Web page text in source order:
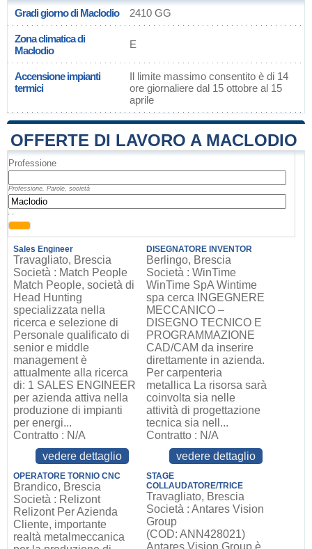
Gradi giorno di Maclodio 2410 GG
Zona climatica di
Maclodio
E
Accensione impianti
termici
Il limite massimo consentito è di 14
ore giornaliere dal 15 ottobre al 15
aprile
OFFERTE DI LAVORO A MACLODIO
Professione
Professione, Parole, società
, ,
Sales Engineer
Travagliato, Brescia
Società : Match People
Match People, società di
Head Hunting
specializzata nella
ricerca e selezione di
Personale qualificato di
senior e middle
management è
attualmente alla ricerca
di: 1 SALES ENGINEER
per azienda attiva nella
produzione di impianti
per energi...
Contratto : N/A
vedere dettaglio
DISEGNATORE INVENTOR
Berlingo, Brescia
Società : WinTime
WinTime SpA Wintime
spa cerca INGEGNERE
MECCANICO –
DISEGNO TECNICO E
PROGRAMMAZIONE
CAD/CAM da inserire
direttamente in azienda.
Per carpenteria
metallica La risorsa sarà
coinvolta sia nelle
attività di progettazione
tecnica sia nell...
Contratto : N/A
vedere dettaglio
OPERATORE TORNIO CNC
Brandico, Brescia
Società : Relizont
Relizont Per Azienda
Cliente, importante
realtà metalmeccanica
STAGE
COLLAUDATORE/TRICE
Travagliato, Brescia
Società : Antares Vision
Group
(COD: ANN428021)
Antares Vision Group è